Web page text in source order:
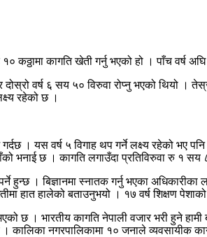
कठ्ठामा कागति खेती गर्नु भएको हो । पाँच वर्ष
वर्ष ६ सय ५० विरुवा रोप्नु भएको थियो ।
रहेको छ ।
। यस वर्ष ५ विगाह थप गर्ने लक्ष्य रहेको भए
भनाई छ । कागति लगाउँदा प्रतिविरुवा रु १
हुन्छ । बिज्ञानमा स्नातक गर्नु भएका
हात हालेको बताउनुभयो । १७ वर्ष शिक्षण
छ । भारतीय कागति नेपाली वजार भरी हुने
कालिका नगरपालिकामा १० जनाले व्यवसायीक